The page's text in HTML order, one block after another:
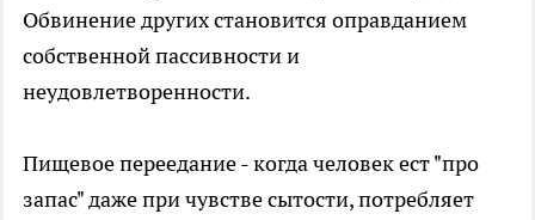
Обвинение других становится оправданием
собственной пассивности и
неудовлетворенности.
Пищевое переедание - когда человек ест "про
запас" даже при чувстве сытости, потребляет